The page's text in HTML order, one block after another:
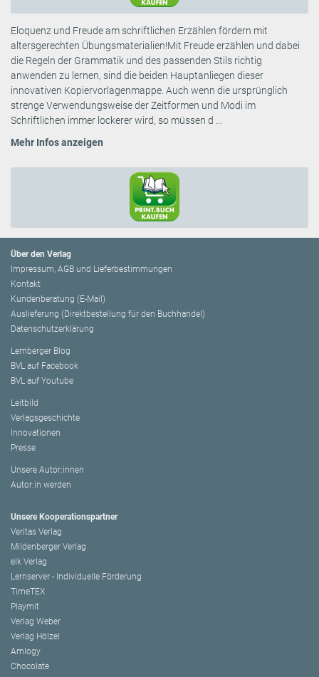
Eloquenz und Freude am schriftlichen Erzählen fördern mit
altersgerechten Übungsmaterialien!Mit Freude erzählen und dabei
die Regeln der Grammatik und des passenden Stils richtig
anwenden zu lernen, sind die beiden Hauptanliegen dieser
innovativen Kopiervorlagenmappe. Auch wenn die ursprünglich
strenge Verwendungsweise der Zeitformen und Modi im
Schriftlichen immer lockerer wird, so müssen d ...
Mehr Infos anzeigen
Über den Verlag
Impressum, AGB und Lieferbestimmungen
Kontakt
Kundenberatung (E-Mail)
Auslieferung (Direktbestellung für den Buchhandel)
Datenschutzerklärung
Lemberger Blog
BVL auf Facebook
BVL auf Youtube
Leitbild
Verlagsgeschichte
Innovationen
Presse
Unsere Autor:innen
Autor:in werden
Unsere Kooperationspartner
Veritas Verlag
Mildenberger Verlag
elk Verlag
Lernserver - Individuelle Förderung
TimeTEX
Playmit
Verlag Weber
Verlag Hölzel
Amlogy
Chocolate